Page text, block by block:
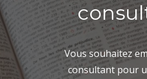
Login
Vous souhaitez
consultant pour